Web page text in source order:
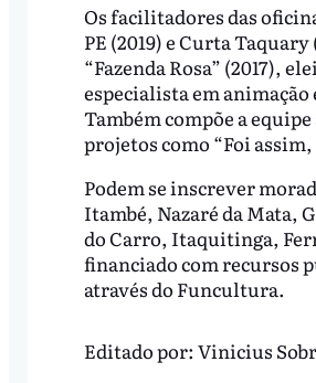
Os facilitadores das
PE (2019) e Curta
“Fazenda Rosa” (2017),
especialista em
Também compõe a
projetos como “Foi
Podem se inscrever
Itambé, Nazaré da Mata,
do Carro, Itaquitinga,
financiado com recursos
através do Funcultura.
Editado por: Vinicius